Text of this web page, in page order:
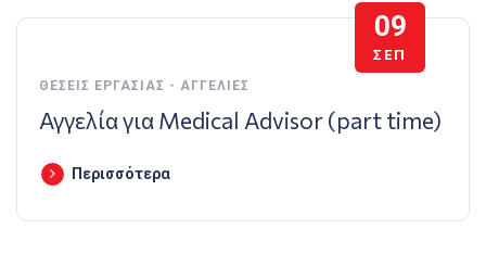
09
ΣΕΠ
ΘΈΣΕΙΣ ΕΡΓΑΣΊΑΣ - ΑΓΓΕΛΊΕΣ
Αγγελία για Medical Advisor (part time)
Περισσότερα